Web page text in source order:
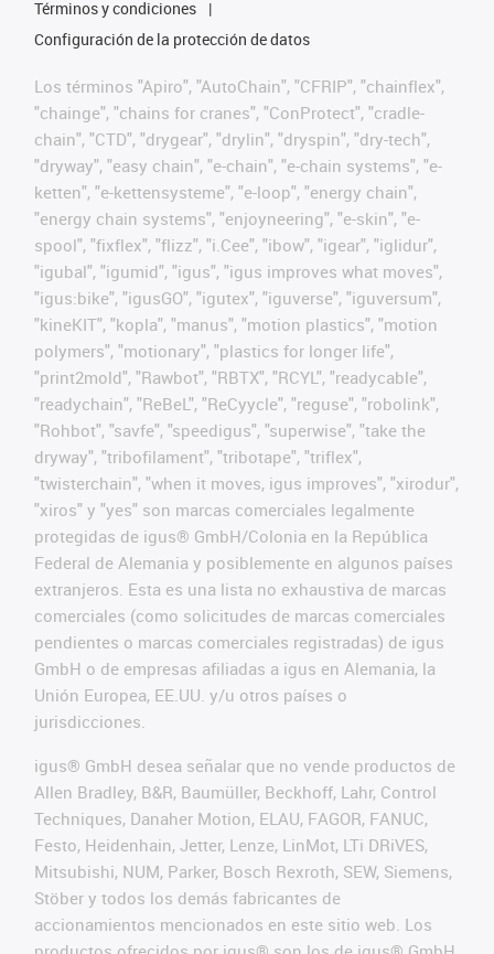
Términos y condiciones
Configuración de la protección de datos
Los términos "Apiro", "AutoChain", "CFRIP", "chainflex",
"chainge", "chains for cranes", "ConProtect", "cradle-
chain", "CTD", "drygear", "drylin", "dryspin", "dry-tech",
"dryway", "easy chain", "e-chain", "e-chain systems", "e-
ketten", "e-kettensysteme", "e-loop", "energy chain",
"energy chain systems", "enjoyneering", "e-skin", "e-
spool", "fixflex", "flizz", "i.Cee", "ibow", "igear", "iglidur",
"igubal", "igumid", "igus", "igus improves what moves",
"igus:bike", "igusGO", "igutex", "iguverse", "iguversum",
"kineKIT", "kopla", "manus", "motion plastics", "motion
polymers", "motionary", "plastics for longer life",
"print2mold", "Rawbot", "RBTX", "RCYL", "readycable",
"readychain", "ReBeL", "ReCyycle", "reguse", "robolink",
"Rohbot", "savfe", "speedigus", "superwise", "take the
dryway", "tribofilament", "tribotape", "triflex",
"twisterchain", "when it moves, igus improves", "xirodur",
"xiros" y "yes" son marcas comerciales legalmente
protegidas de igus® GmbH/Colonia en la República
Federal de Alemania y posiblemente en algunos países
extranjeros. Esta es una lista no exhaustiva de marcas
comerciales (como solicitudes de marcas comerciales
pendientes o marcas comerciales registradas) de igus
GmbH o de empresas afiliadas a igus en Alemania, la
Unión Europea, EE.UU. y/u otros países o
jurisdicciones.
igus® GmbH desea señalar que no vende productos de
Allen Bradley, B&R, Baumüller, Beckhoff, Lahr, Control
Techniques, Danaher Motion, ELAU, FAGOR, FANUC,
Festo, Heidenhain, Jetter, Lenze, LinMot, LTi DRiVES,
Mitsubishi, NUM, Parker, Bosch Rexroth, SEW, Siemens,
Stöber y todos los demás fabricantes de
accionamientos mencionados en este sitio web. Los